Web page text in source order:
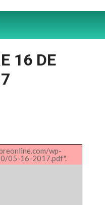
16 DE
wp-
05-16-2017.pdf".